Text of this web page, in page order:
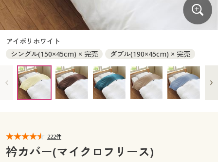
大きいサイズ メンズ
大きいサイズ 事務・制服
カタログ
カタログ・チラシからのご注文
デジタルカタログ
カタログ無料プレゼント
マイページ
大きいサイズ 事務・制服
カタログ・チラシからのご注文
デジタルカタログ
カタログ無料プレゼント
会員メニュー
閲覧履歴
アイボリホワイト
シングル(150×45cm) × 完売
ダブル(190×45cm) × 完売
222件
衿カバー(マイクロフリース)